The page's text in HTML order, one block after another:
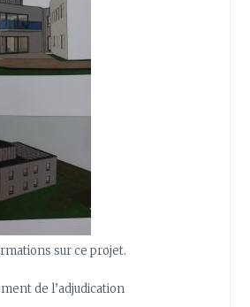
sur ce projet.
de l’adjudication